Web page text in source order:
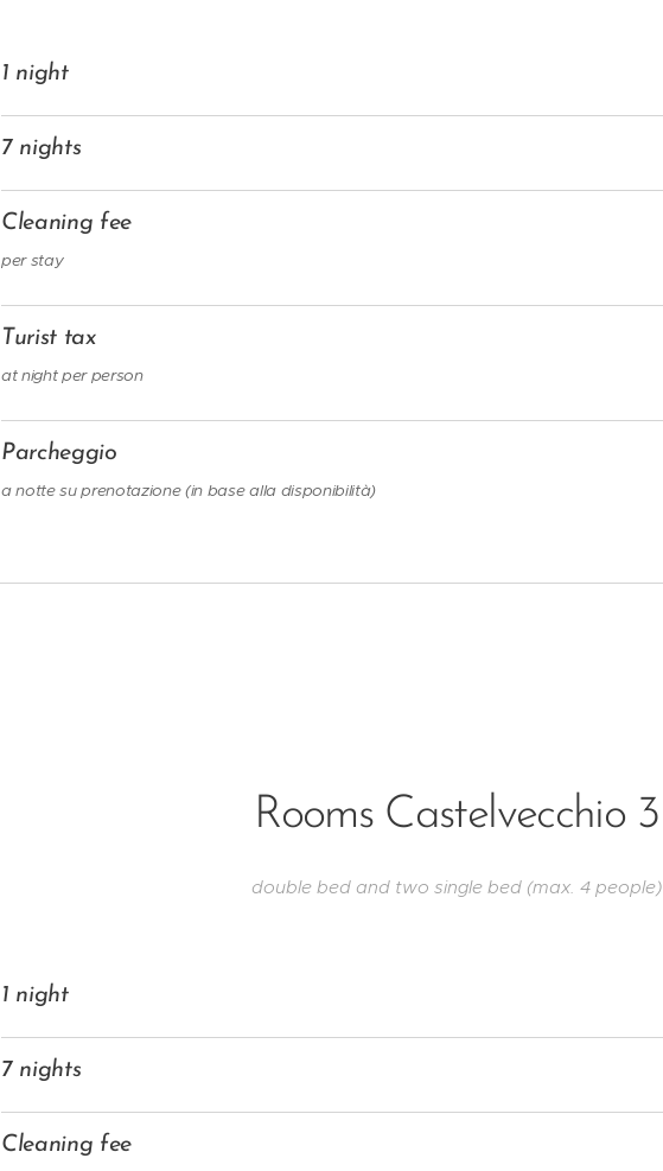
1 night
7 nights
Cleaning fee
per stay
Turist tax
at night per person
Parcheggio
a notte su prenotazione (in base alla disponibilità)
Rooms Castelvecchio 3
double bed and two single bed (max. 4 people)
1 night
7 nights
Cleaning fee